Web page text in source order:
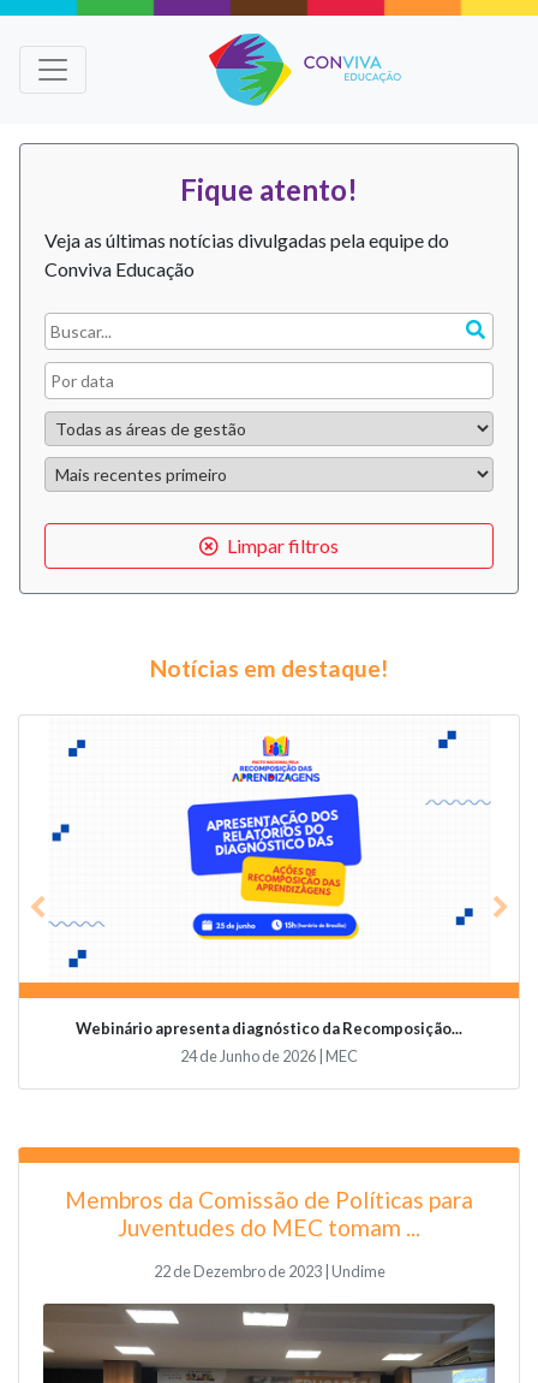
Fique atento!
Veja as últimas notícias divulgadas pela equipe do
Conviva Educação
Limpar filtros
Notícias em destaque!
Videoconferência vai abordar o papel da educaçã...
19 de Junho de 2026 | Undime
Previous
Membros da Comissão de Políticas para
Juventudes do MEC tomam ...
22 de Dezembro de 2023 | Undime